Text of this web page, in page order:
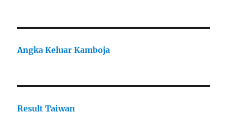
Angka Keluar Kamboja
Result Taiwan